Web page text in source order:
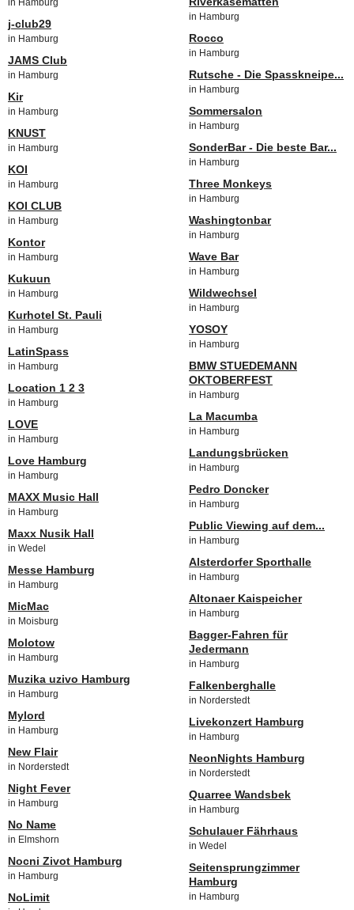
in Hamburg
j-club29
in Hamburg
JAMS Club
in Hamburg
Kir
in Hamburg
KNUST
in Hamburg
KOI
in Hamburg
KOI CLUB
in Hamburg
Kontor
in Hamburg
Kukuun
in Hamburg
Kurhotel St. Pauli
in Hamburg
LatinSpass
in Hamburg
Location 1 2 3
in Hamburg
LOVE
in Hamburg
Love Hamburg
in Hamburg
MAXX Music Hall
in Hamburg
Maxx Nusik Hall
in Wedel
Messe Hamburg
in Hamburg
MicMac
in Moisburg
Molotow
in Hamburg
Muzika uzivo Hamburg
in Hamburg
Mylord
in Hamburg
New Flair
in Norderstedt
Night Fever
in Hamburg
No Name
in Elmshorn
Nocni Zivot Hamburg
in Hamburg
NoLimit
in Hamburg
Rocco
in Hamburg
Rutsche - Die Spasskneipe...
in Hamburg
Sommersalon
in Hamburg
SonderBar - Die beste Bar...
in Hamburg
Three Monkeys
in Hamburg
Washingtonbar
in Hamburg
Wave Bar
in Hamburg
Wildwechsel
in Hamburg
YOSOY
in Hamburg
BMW STUEDEMANN
OKTOBERFEST
in Hamburg
La Macumba
in Hamburg
Landungsbrücken
in Hamburg
Pedro Doncker
in Hamburg
Public Viewing auf dem...
in Hamburg
Alsterdorfer Sporthalle
in Hamburg
Altonaer Kaispeicher
in Hamburg
Bagger-Fahren für
Jedermann
in Hamburg
Falkenberghalle
in Norderstedt
Livekonzert Hamburg
in Hamburg
NeonNights Hamburg
in Norderstedt
Quarree Wandsbek
in Hamburg
Schulauer Fährhaus
in Wedel
Seitensprungzimmer
Hamburg
in Hamburg